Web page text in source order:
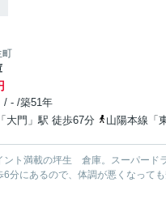
町
/ - /築51年
大門」駅 徒歩67分
山陽本線「東福山」駅 バ
ント満載の坪生 倉庫。スーパード
6分にあるので、体調が悪くなって